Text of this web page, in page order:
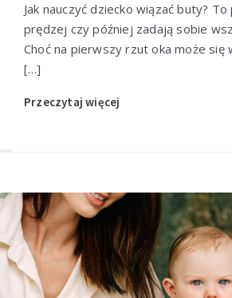
Jak nauczyć dziecko wiązać buty?
prędzej czy później zadają sobie
Choć na pierwszy rzut oka może się
[…]
Przeczytaj więcej